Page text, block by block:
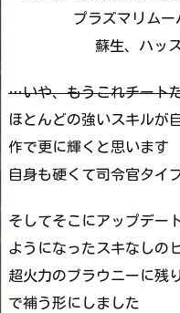
プラズマリム
蘇生、ハッ
…いや、もうこれチート
ほとんどの強いスキルが
作で更に輝くと思います
自身も硬くて司令官タイ
そしてそこにアップデー
ようになったスキなしの
超火力のブラウニーに残
で補う形にしました